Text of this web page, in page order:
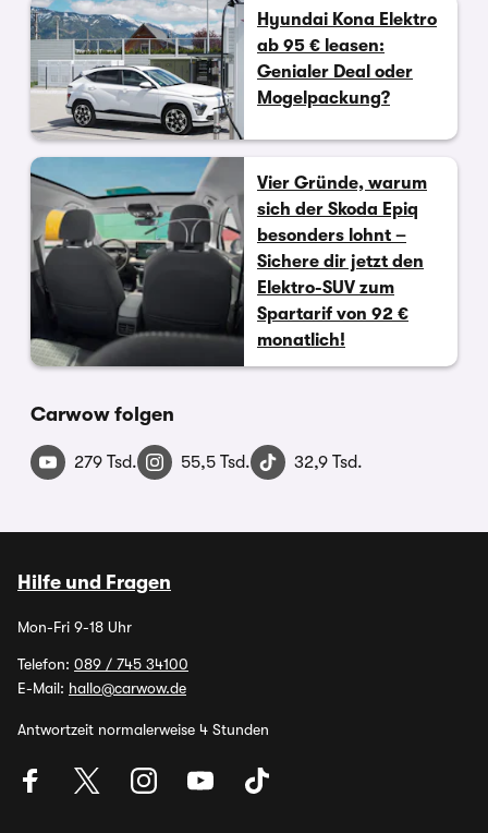
Hyundai Kona Elektro
ab 95 € leasen:
Genialer Deal oder
Mogelpackung?
Vier Gründe, warum
sich der Skoda Epiq
besonders lohnt –
Sichere dir jetzt den
Elektro-SUV zum
Spartarif von 92 €
monatlich!
Carwow folgen
279 Tsd. 55,5 Tsd. 32,9 Tsd.
Hilfe und Fragen
Mon-Fri 9-18 Uhr
Telefon: 089 / 745 34100
E-Mail: hallo@carwow.de
Antwortzeit normalerweise 4 Stunden